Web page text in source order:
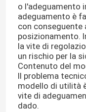
o l'adeguamento
adeguamento è
con conseguente
posizionamento.
la vite di
un rischio per la
Contenuto del
Il problema
modello di utilità
vite di
dado.